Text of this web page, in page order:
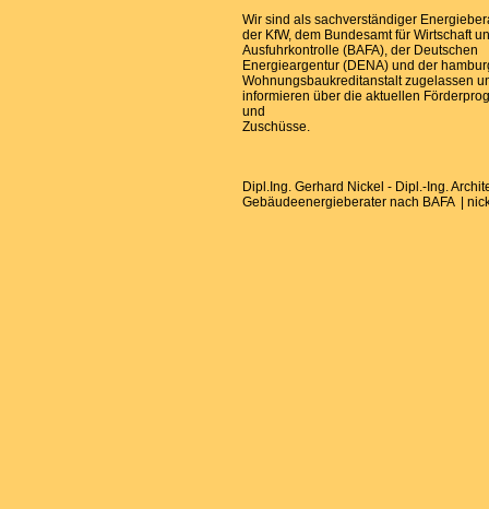
Wir sind als sachverständiger
der KfW, dem Bundesamt für Wirtschaft
Ausfuhrkontrolle (BAFA), der Deutschen
Energieargentur (DENA) und der
Wohnungsbaukreditanstalt zugelassen
informieren über die aktuellen
und
Dipl.Ing. Gerhard Nickel - Dipl.-Ing.
Gebäudeenergieberater nach BAFA |